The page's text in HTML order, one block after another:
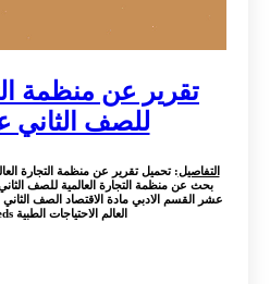
تقرير عن منظمة
للصف الثاني
التفاصيل: تحميل تقرير عن منظمة التجارة
بحث عن منظمة التجارة العالمية للصف
عشر القسم الادبي مادة الاقتصاد الصف
العالم الاحتياجات الطبية Medical Needs ...